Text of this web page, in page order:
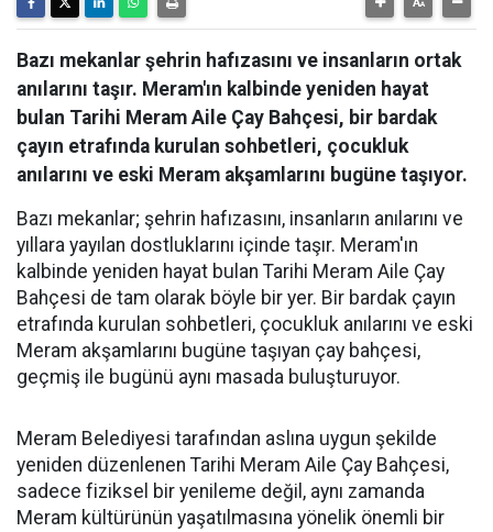
Bazı mekanlar şehrin hafızasını ve insanların ortak
anılarını taşır. Meram'ın kalbinde yeniden hayat
bulan Tarihi Meram Aile Çay Bahçesi, bir bardak
çayın etrafında kurulan sohbetleri, çocukluk
anılarını ve eski Meram akşamlarını bugüne taşıyor.
Bazı mekanlar; şehrin hafızasını, insanların anılarını ve
yıllara yayılan dostluklarını içinde taşır. Meram'ın
kalbinde yeniden hayat bulan Tarihi Meram Aile Çay
Bahçesi de tam olarak böyle bir yer. Bir bardak çayın
etrafında kurulan sohbetleri, çocukluk anılarını ve eski
Meram akşamlarını bugüne taşıyan çay bahçesi,
geçmiş ile bugünü aynı masada buluşturuyor.
Meram Belediyesi tarafından aslına uygun şekilde
yeniden düzenlenen Tarihi Meram Aile Çay Bahçesi,
sadece fiziksel bir yenileme değil, aynı zamanda
Meram kültürünün yaşatılmasına yönelik önemli bir